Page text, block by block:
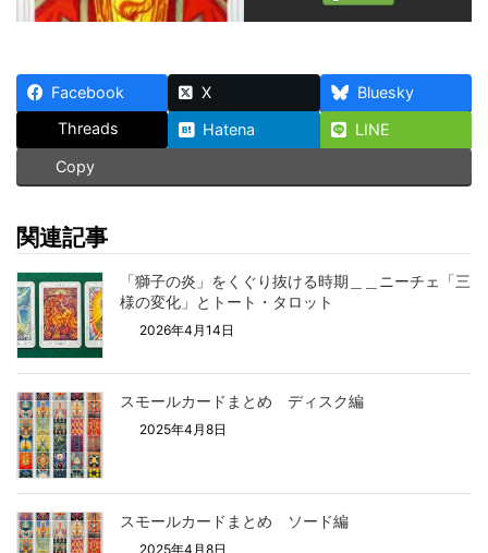
Facebook X
Bluesky
Threads
Hatena
LINE
Copy
関連記事
「獅子の炎」をくぐり抜ける時期＿＿ニーチェ「三
様の変化」とトート・タロット
2026年4月14日
スモールカードまとめ ディスク編
2025年4月8日
スモールカードまとめ ソード編
2025年4月8日